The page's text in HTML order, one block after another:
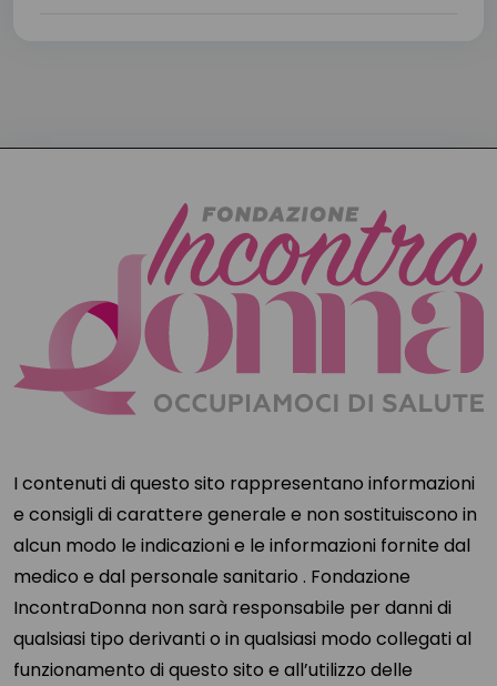
I contenuti di questo sito rappresentano informazioni
e consigli di carattere generale e non sostituiscono in
alcun modo le indicazioni e le informazioni fornite dal
medico e dal personale sanitario . Fondazione
IncontraDonna non sarà responsabile per danni di
qualsiasi tipo derivanti o in qualsiasi modo collegati al
funzionamento di questo sito e all’utilizzo delle